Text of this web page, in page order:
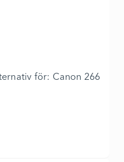
för: Canon
- 7368044 - Lägg i